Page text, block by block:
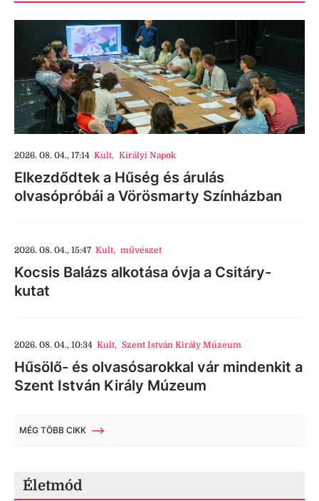
2026. 08. 04., 17:14 Kult, Királyi Napok
Elkezdődtek a Hűség és árulás
olvasópróbái a Vörösmarty Színházban
2026. 08. 04., 15:47 Kult, művészet
Kocsis Balázs alkotása óvja a Csitáry-
kutat
2026. 08. 04., 10:34 Kult, Szent István Király Múzeum
Hűsölő- és olvasósarokkal vár mindenkit a
Szent István Király Múzeum
MÉG TÖBB CIKK
Életmód